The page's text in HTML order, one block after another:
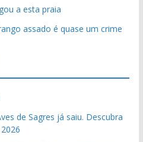
a esta praia
assado é quase um crime
de Sagres já saiu. Descubra